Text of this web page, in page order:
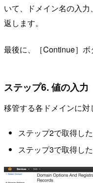
いて、ドメイン名の入
返します。
最後に、［Continue］ボ
ステップ6. 値の入力
移管する各ドメインに対
ステップ2で取得し
ステップ3で取得し